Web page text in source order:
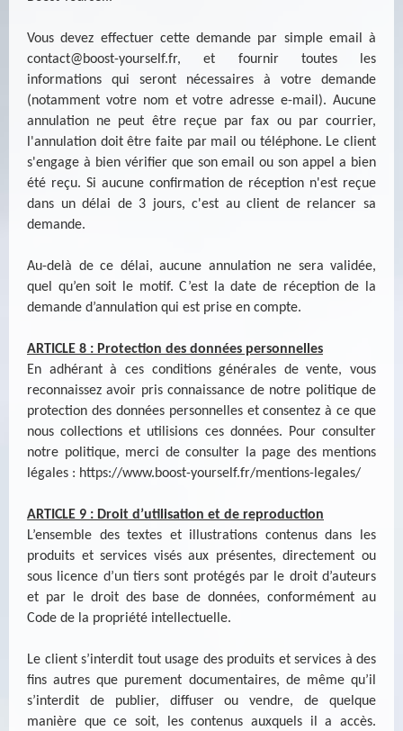
Vous devez effectuer cette demande par simple email à
contact@boost-yourself.fr, et fournir toutes les
informations qui seront nécessaires à votre demande
(notamment votre nom et votre adresse e-mail). Aucune
annulation ne peut être reçue par fax ou par courrier,
l'annulation doit être faite par mail ou téléphone. Le client
s'engage à bien vérifier que son email ou son appel a bien
été reçu. Si aucune confirmation de réception n'est reçue
dans un délai de 3 jours, c'est au client de relancer sa
demande.
Au-delà de ce délai, aucune annulation ne sera validée,
quel qu’en soit le motif. C’est la date de réception de la
demande d’annulation qui est prise en compte.
ARTICLE 8 : Protection des données personnelles
En adhérant à ces conditions générales de vente, vous
reconnaissez avoir pris connaissance de notre politique de
protection des données personnelles et consentez à ce que
nous collections et utilisions ces données. Pour consulter
notre politique, merci de consulter la page des mentions
légales : https://www.boost-yourself.fr/mentions-legales/
ARTICLE 9 : Droit d’utilisation et de reproduction
L’ensemble des textes et illustrations contenus dans les
produits et services visés aux présentes, directement ou
sous licence d’un tiers sont protégés par le droit d’auteurs
et par le droit des base de données, conformément au
Code de la propriété intellectuelle.
Le client s’interdit tout usage des produits et services à des
fins autres que purement documentaires, de même qu’il
s’interdit de publier, diffuser ou vendre, de quelque
manière que ce soit, les contenus auxquels il a accès.